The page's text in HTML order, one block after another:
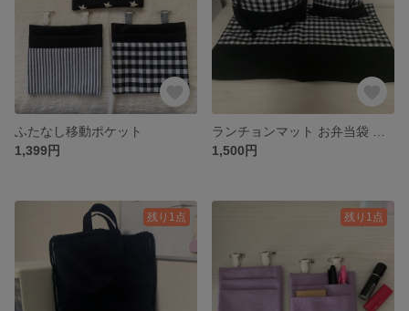
ふたなし移動ポケット
1,399円
1,500円
残り1点 残り1点